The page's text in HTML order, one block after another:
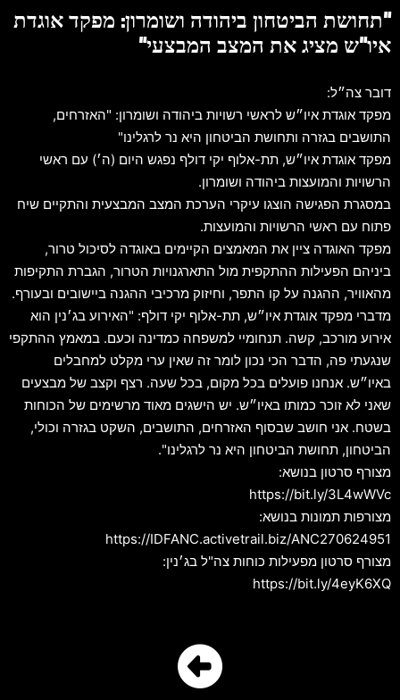
"תחושת הביטחון ביהודה ושומרון: מפקד אוגדת
איו"ש מציג את המצב המבצעי"
דובר צה״ל:
מפקד אוגדת איו״ש לראשי רשויות ביהודה ושומרון: "האזרחים,
התושבים בגזרה ותחושת הביטחון היא נר לרגלינו"
מפקד אוגדת איו״ש, תת-אלוף יקי דולף נפגש היום (ה׳) עם ראשי
הרשויות והמועצות ביהודה ושומרון.
במסגרת הפגישה הוצגו עיקרי הערכת המצב המבצעית והתקיים שיח
פתוח עם ראשי הרשויות והמועצות.
מפקד האוגדה ציין את המאמצים הקיימים באוגדה לסיכול טרור,
ביניהם הפעילות ההתקפית מול התארגנויות הטרור, הגברת התקיפות
מהאוויר, ההגנה על קו התפר, וחיזוק מרכיבי ההגנה ביישובים ובעורף.
מדברי מפקד אוגדת איו״ש, תת-אלוף יקי דולף: "האירוע בג׳נין הוא
אירוע מורכב, קשה. תנחומיי למשפחה כמדינה וכעם. במאמץ ההתקפי
שנגעתי פה, הדבר הכי נכון לומר זה שאין ערי מקלט למחבלים
באיו״ש. אנחנו פועלים בכל מקום, בכל שעה. רצף וקצב של מבצעים
שאני לא זוכר כמותו באיו״ש. יש הישגים מאוד מרשימים של הכוחות
בשטח. אני חושב שבסוף האזרחים, התושבים, השקט בגזרה וכולי,
הביטחון, תחושת הביטחון היא נר לרגלינו".
מצורף סרטון בנושא:
https://bit.ly/3L4wWVc
מצורפות תמונות בנושא:
https://IDFANC.activetrail.biz/ANC270624951
מצורף סרטון מפעילות כוחות צה"ל בג׳נין:
https://bit.ly/4eyK6XQ